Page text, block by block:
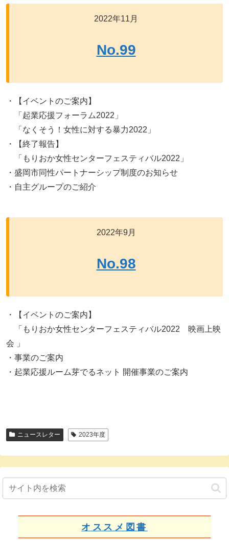
2022年11月
No.99
・【イベントのご案内】
「起業応援フォーラム2022」
「なくそう！女性に対する暴力2022」
・【終了報告】
「もりおか女性センターフェスティバル2022」
・盛岡市同性パートナーシップ制度のお知らせ
・自主グループのご紹介
2022年9月
No.98
・【イベントのご案内】
「もりおか女性センターフェスティバル2022 映画上映
会 」
・事業のご案内
・起業応援ルーム芽でるネット 開催事業のご案内
ニュースレター 2023年度
オススメ図書